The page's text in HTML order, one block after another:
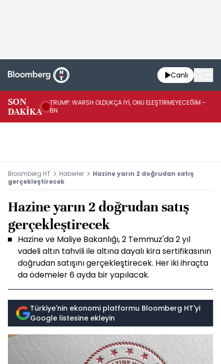
Canlı
SON
DAKİKA
TRUMP: WARSH OLDUKÇA İYİ, ONU ELEŞTİRMEYECEĞİM -
BN
Bloomberg HT Haberler
Hazine yarın 2 doğrudan satış
gerçekleştirecek
Hazine yarın 2 doğrudan satış
gerçekleştirecek
Hazine ve Maliye Bakanlığı, 2 Temmuz'da 2 yıl
vadeli altın tahvili ile altına dayalı kira sertifikasının
doğrudan satışını gerçekleştirecek. Her iki ihraçta
da ödemeler 6 ayda bir yapılacak.
Türkiye'nin ekonomi platformu Bloomberg HT'yi
Google listesine ekleyin